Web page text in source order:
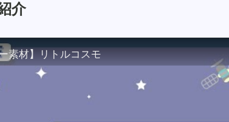
介
素材】リトルコスモ